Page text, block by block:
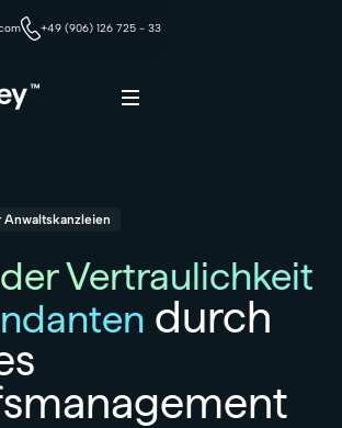
+49 (906) 126 725 - 33
Vertraulichkeit
durch